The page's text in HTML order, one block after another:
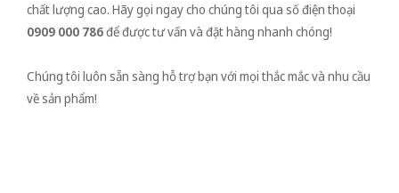
chất lượng cao. Hãy gọi ngay cho chúng tôi qua số điện thoại
0909 000 786để được tư vấn và đặt hàng nhanh chóng!
Chúng tôi luôn sẵn sàng hỗ trợ bạn với mọi thắc mắc và nhu cầu
về sản phẩm!